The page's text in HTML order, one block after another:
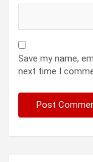
Save my name,
next time I